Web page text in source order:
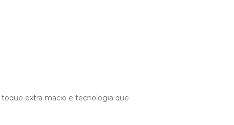
extra macio e tecnologia que